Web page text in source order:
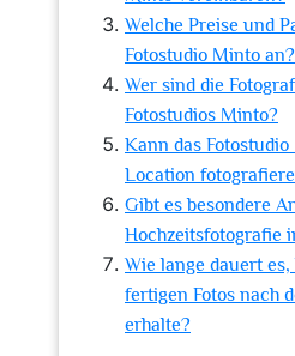
Welche Preise und
Fotostudio Minto an?
Wer sind die
Fotostudios Minto?
Kann das
Location
Gibt es besondere
Hochzeitsfotografie
Wie lange dauert
fertigen Fotos nach
erhalte?